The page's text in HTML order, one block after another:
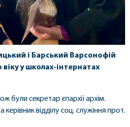
і Барський Варсонофій
віку у школах-інтернатах
були секретар єпархії архім.
керівник відділу соц. служіння прот.